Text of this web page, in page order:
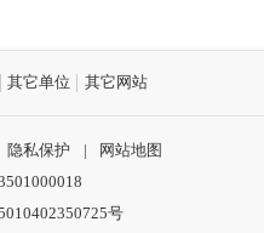
其它单位 其它网站
隐私保护 |
网站地图
号